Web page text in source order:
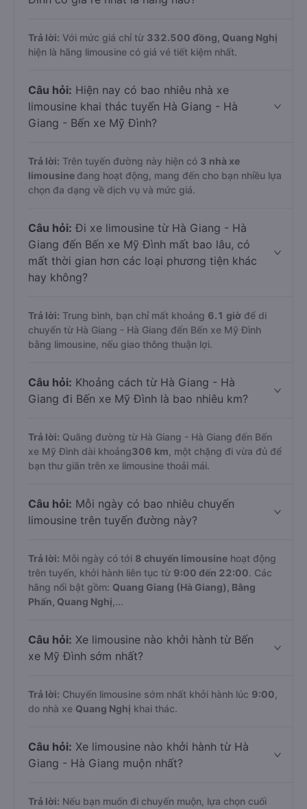
Trả lời: Với mức giá chỉ từ 332.500 đồng, Quang Nghị
hiện là hãng limousine có giá vé tiết kiệm nhất.
Câu hỏi: Hiện nay có bao nhiêu nhà xe
limousine khai thác tuyến Hà Giang - Hà
Giang - Bến xe Mỹ Đình?
Trả lời: Trên tuyến đường này hiện có 3 nhà xe
limousine đang hoạt động, mang đến cho bạn nhiều lựa
chọn đa dạng về dịch vụ và mức giá.
Câu hỏi: Đi xe limousine từ Hà Giang - Hà
Giang đến Bến xe Mỹ Đình mất bao lâu, có
mất thời gian hơn các loại phương tiện khác
hay không?
Trả lời: Trung bình, bạn chỉ mất khoảng 6.1 giờ để di
chuyển từ Hà Giang - Hà Giang đến Bến xe Mỹ Đình
bằng limousine, nếu giao thông thuận lợi.
Câu hỏi: Khoảng cách từ Hà Giang - Hà
Giang đi Bến xe Mỹ Đình là bao nhiêu km?
Trả lời: Quãng đường từ Hà Giang - Hà Giang đến Bến
xe Mỹ Đình dài khoảng306 km , một chặng đi vừa đủ để
bạn thư giãn trên xe limousine thoải mái.
Câu hỏi: Mỗi ngày có bao nhiêu chuyến
limousine trên tuyến đường này?
Trả lời: Mỗi ngày có tới 8 chuyến limousine hoạt động
trên tuyến, khởi hành liên tục từ 9:00 đến 22:00. Các
hãng nổi bật gồm: Quang Giang (Hà Giang), Bằng
Phấn, Quang Nghị ,...
Câu hỏi: Xe limousine nào khởi hành từ Bến
xe Mỹ Đình sớm nhất?
Trả lời: Chuyến limousine sớm nhất khởi hành lúc 9:00
do nhà xe Quang Nghị khai thác.
Câu hỏi: Xe limousine nào khởi hành từ Hà
Giang - Hà Giang muộn nhất?
Trả lời: Nếu bạn muốn đi chuyến muộn, lựa chọn cuối